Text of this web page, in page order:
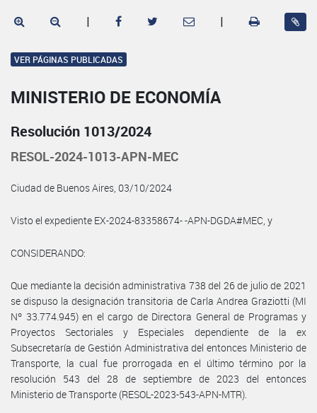
| |
VER PÁGINAS PUBLICADAS
MINISTERIO DE ECONOMÍA
Resolución 1013/2024
RESOL-2024-1013-APN-MEC
Ciudad de Buenos Aires, 03/10/2024
Visto el expediente EX-2024-83358674- -APN-DGDA#MEC, y
CONSIDERANDO:
Que mediante la decisión administrativa 738 del 26 de julio de 2021
se dispuso la designación transitoria de Carla Andrea Graziotti (MI
Nº 33.774.945) en el cargo de Directora General de Programas y
Proyectos Sectoriales y Especiales dependiente de la ex
Subsecretaría de Gestión Administrativa del entonces Ministerio de
Transporte, la cual fue prorrogada en el último término por la
resolución 543 del 28 de septiembre de 2023 del entonces
Ministerio de Transporte (RESOL-2023-543-APN-MTR).